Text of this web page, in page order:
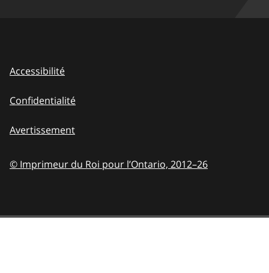
Accessibilité
Confidentialité
Avertissement
© Imprimeur du Roi pour l’Ontario, 2012–26